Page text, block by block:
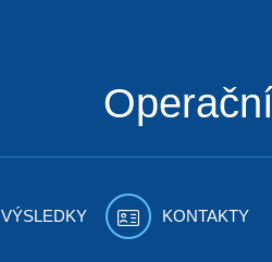
VÝSLEDKY KONTAKTY